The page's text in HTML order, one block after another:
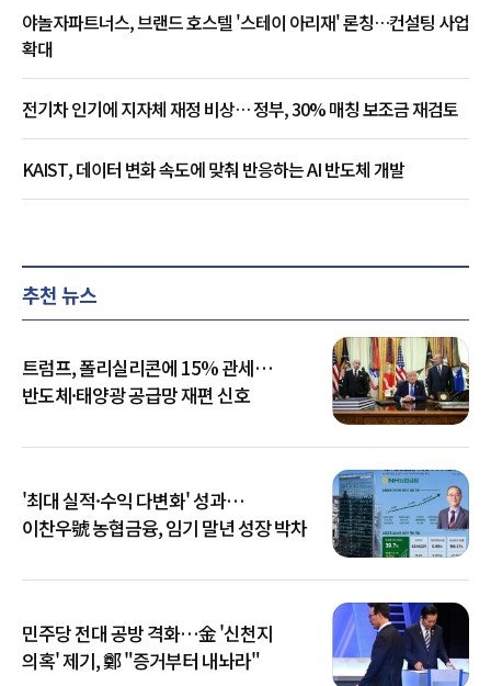
야놀자파트너스, 브랜드 호스텔 '스테이 아리재' 론칭…컨설팅 사업
확대
전기차 인기에 지자체 재정 비상… 정부, 30% 매칭 보조금 재검토
KAIST, 데이터 변화 속도에 맞춰 반응하는 AI 반도체 개발
추천 뉴스
트럼프, 폴리실리콘에 15% 관세…
반도체·태양광 공급망 재편 신호
'최대 실적·수익 다변화' 성과…
이찬우號 농협금융, 임기 말년 성장 박차
민주당 전대 공방 격화…金 '신천지
의혹' 제기, 鄭 "증거부터 내놔라"